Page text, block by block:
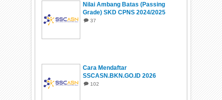
Nilai Ambang Batas (Passing
Grade) SKD CPNS 2024/2025
37
Cara Mendaftar
SSCASN.BKN.GO.ID 2026
102